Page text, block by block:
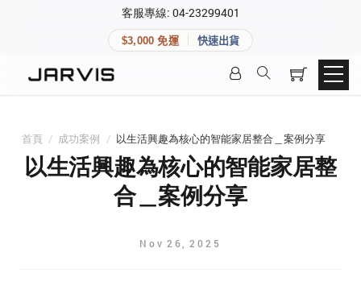
客服專線: 04-23299401
$3,000 免運 快速出貨
首頁 / 成功案例 / 以生活興趣為核心的智能家居整合＿案例分享
以生活興趣為核心的智能家居整
合＿案例分享
Nov 26 2025
快速連結
Matter 智慧家庭
精品家電
登入後可查看訂單、會員資料與收藏清單。
密碼
登入會員